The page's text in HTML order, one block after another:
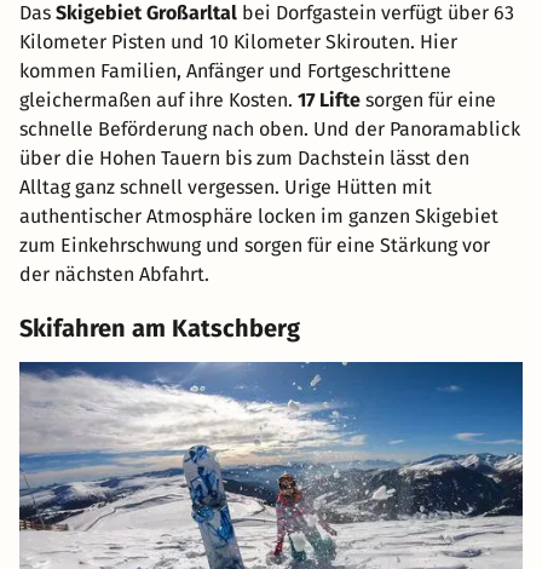
Das Skigebiet Großarltal bei Dorfgastein verfügt über 63
Kilometer Pisten und 10 Kilometer Skirouten. Hier
kommen Familien, Anfänger und Fortgeschrittene
gleichermaßen auf ihre Kosten. 17 Lifte sorgen für eine
schnelle Beförderung nach oben. Und der Panoramablick
über die Hohen Tauern bis zum Dachstein lässt den
Alltag ganz schnell vergessen. Urige Hütten mit
authentischer Atmosphäre locken im ganzen Skigebiet
zum Einkehrschwung und sorgen für eine Stärkung vor
der nächsten Abfahrt.
Skifahren am Katschberg